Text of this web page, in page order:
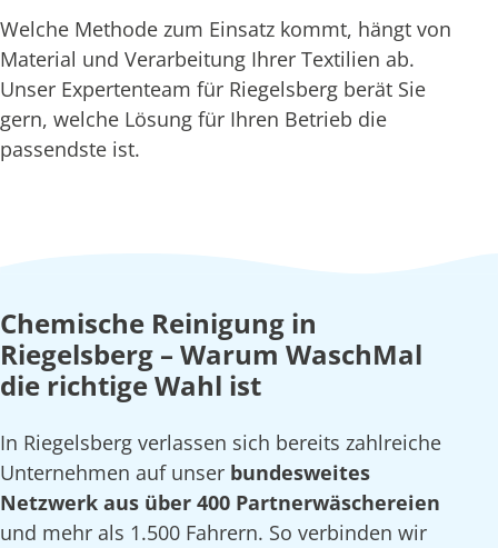
Welche Methode zum Einsatz kommt, hängt von
Material und Verarbeitung Ihrer Textilien ab.
Unser Expertenteam für Riegelsberg berät Sie
gern, welche Lösung für Ihren Betrieb die
passendste ist.
Chemische Reinigung in
Riegelsberg – Warum WaschMal
die richtige Wahl ist
In Riegelsberg verlassen sich bereits zahlreiche
Unternehmen auf unser bundesweites
Netzwerk aus über 400 Partnerwäschereien
und mehr als 1.500 Fahrern. So verbinden wir